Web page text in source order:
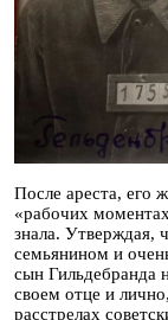
После ареста, его
«рабочих
знала.
семьянином и
сын Гильдебранда
своем отце и
расстрелах